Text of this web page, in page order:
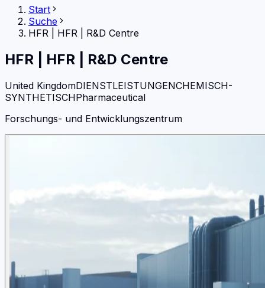
Start
Suche
HFR
HFR | R&D Centre
HFR HFR | R&D Centre
United KingdomDIENSTLEISTUNGENCHEMISCH-
SYNTHETISCHPharmaceutical
Forschungs- und Entwicklungszentrum